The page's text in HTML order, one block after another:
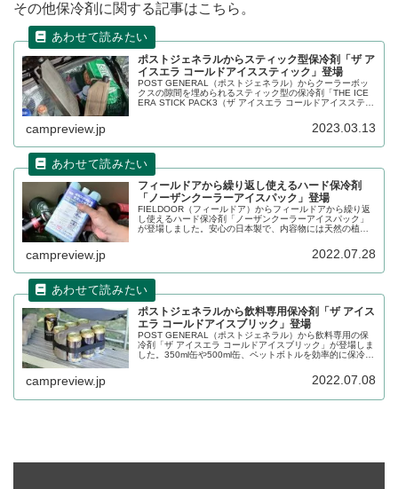
その他保冷剤に関する記事はこちら。
ポストジェネラルからスティック型保冷剤「ザ ア
イスエラ コールドアイススティック」登場
POST GENERAL（ポストジェネラル）からクーラーボッ
クスの隙間を埋められるスティック型の保冷剤「THE ICE
ERA STICK PACK3（ザ アイスエラ コールドアイススティ
リーブ、ダルホワイトの3色展開です。詳細をレビューしま
campreview.jp 2023.03.13
フィールドアから繰り返し使えるハード保冷剤
「ノーザンクーラーアイスパック」登場
FIELDOOR（フィールドア）からフィールドアから繰り返
し使えるハード保冷剤「ノーザンクーラーアイスパック」
が登場しました。安心の日本製で、内容物には天然の植物
campreview.jp 2022.07.28
ポストジェネラルから飲料専用保冷剤「ザ アイス
エラ コールドアイスブリック」登場
POST GENERAL（ポストジェネラル）から飲料専用の保
冷剤「ザ アイスエラ コールドアイスブリック」が登場しま
した。350ml缶や500ml缶、ペットボトルを効率的に保冷す
campreview.jp 2022.07.08